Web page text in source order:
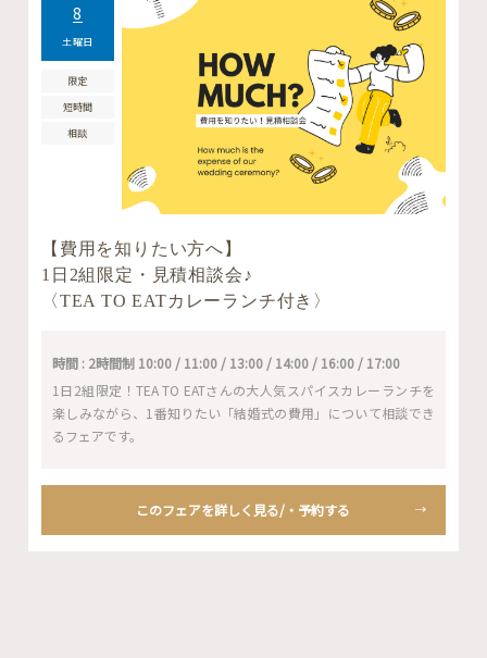
8
土曜日
限定
短時間
相談
【費用を知りたい方へ】
1日2組限定・見積相談会♪
〈TEA TO EATカレーランチ付き〉
時間 : 2時間制 10:00 / 11:00 / 13:00 / 14:00 / 16:00 / 17:00
1日2組限定！TEA TO EATさんの大人気スパイスカレーランチを
楽しみながら、1番知りたい「結婚式の費用」について相談でき
るフェアです。
このフェアを詳しく見る/・予約する